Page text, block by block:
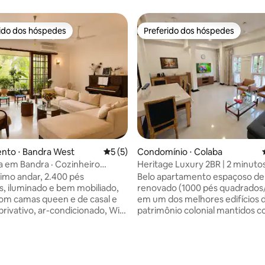
de 5, 14 avaliações
preferidos dos hóspedes
dos hóspedes
⋅ Bandra West 5 de uma avaliação média de 5, 5
5 (5)
Bandra · Cozinheiro
Terraço amplo
andar, 2.400 pés
iluminado e bem mobiliado,
camas queen e de casal e
ar-condicionado, Wi-
Preferido dos hóspedes
Preferido dos hóspedes
Condomínio ⋅ Colaba
Heritage Luxury 2BR | 2
Gateway e do Taj
Belo apartamento espaçoso
renovado (1000 pés
em um dos melhores edifícios
patrimônio colonial mantidos